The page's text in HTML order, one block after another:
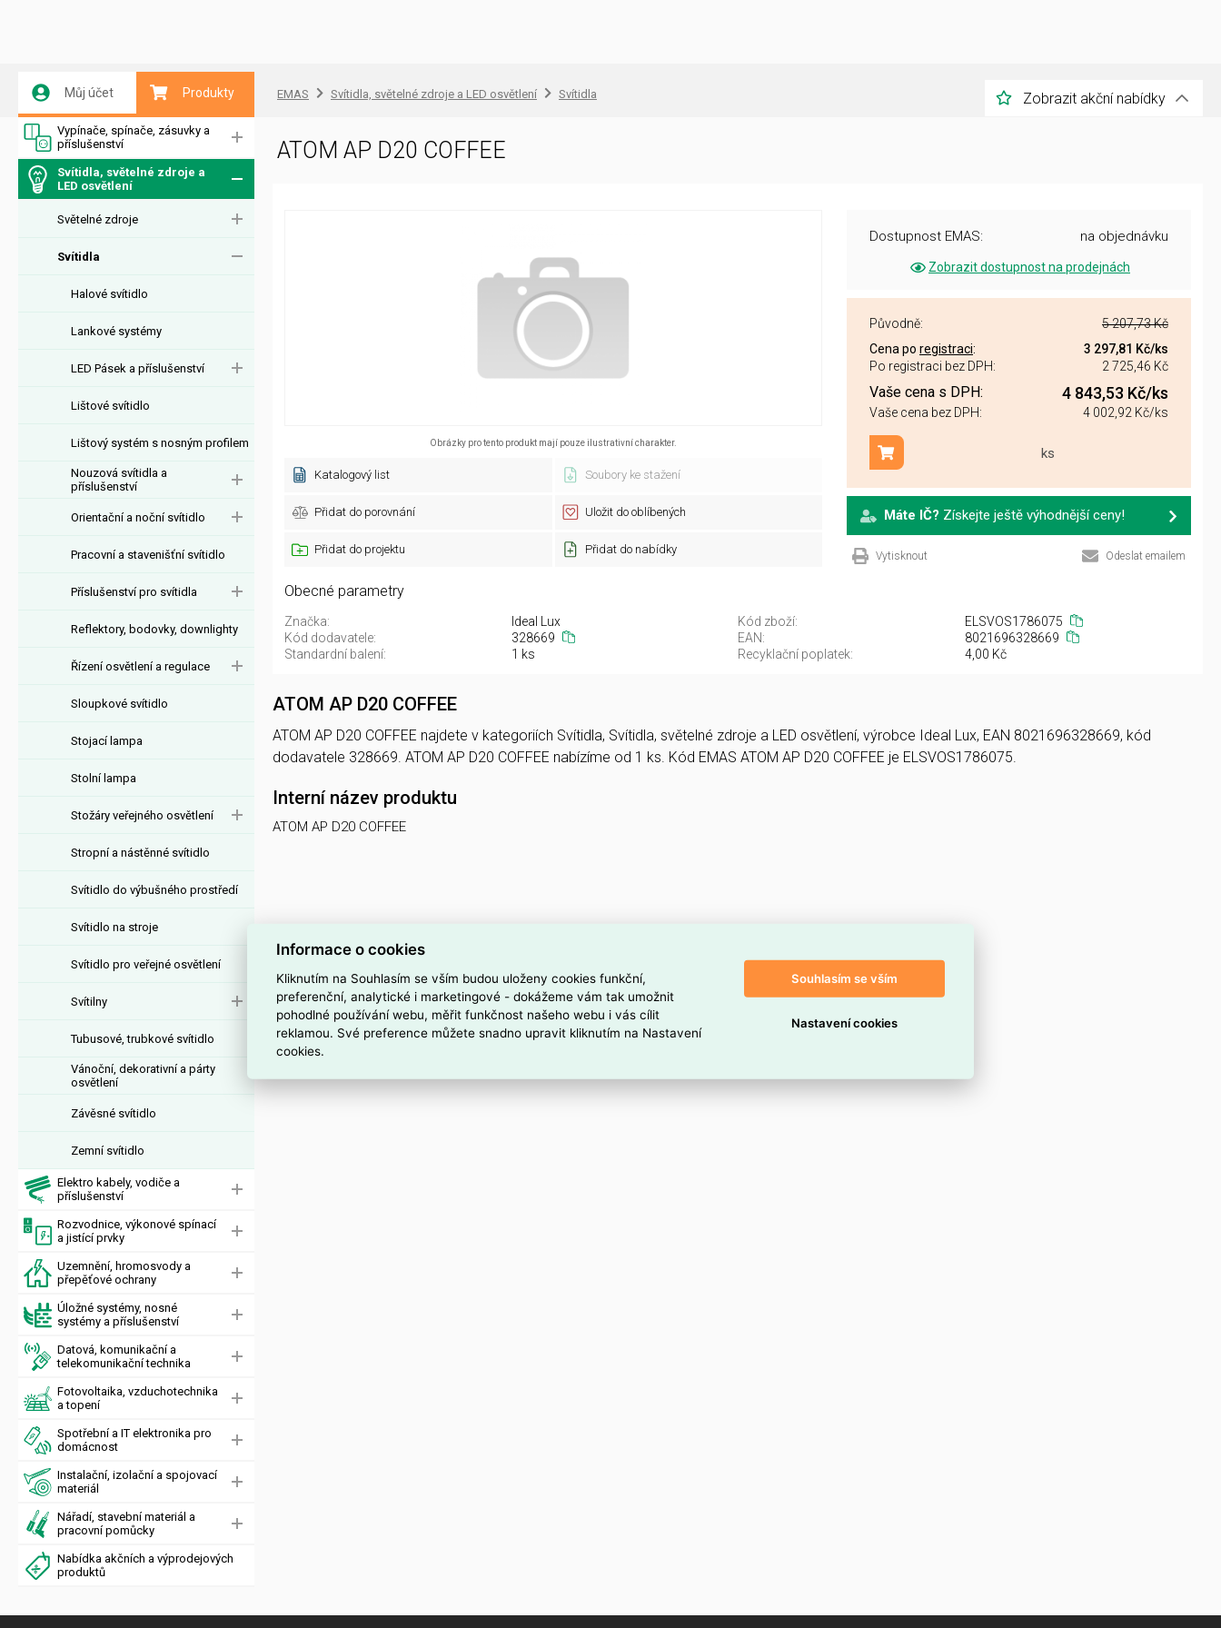
Můj účet Produkty
Vypínače, spínače, zásuvky a
příslušenství
Svítidla, světelné zdroje a
LED osvětlení
Světelné zdroje
Svítidla
Halové svítidlo
Lankové systémy
LED Pásek a příslušenství
Lištové svítidlo
Lištový systém s nosným profilem
Nouzová svítidla a
příslušenství
Orientační a noční svítidlo
Pracovní a stavenišťní svítidlo
Příslušenství pro svítidla
Reflektory, bodovky, downlighty
Řízení osvětlení a regulace
Sloupkové svítidlo
Stojací lampa
Stolní lampa
Stožáry veřejného osvětlení
Stropní a nástěnné svítidlo
Svítidlo do výbušného prostředí
Svítidlo na stroje
Svítidlo pro veřejné osvětlení
Svítilny
Tubusové, trubkové svítidlo
Vánoční, dekorativní a párty
osvětlení
Závěsné svítidlo
Zemní svítidlo
Elektro kabely, vodiče a
příslušenství
Rozvodnice, výkonové spínací
a jistící prvky
Uzemnění, hromosvody a
přepěťové ochrany
Úložné systémy, nosné
systémy a příslušenství
Datová, komunikační a
telekomunikační technika
Fotovoltaika, vzduchotechnika
a topení
Spotřební a IT elektronika pro
domácnost
Instalační, izolační a spojovací
materiál
Nářadí, stavební materiál a
pracovní pomůcky
Nabídka akčních a výprodejových
produktů
EMAS Svítidla, světelné zdroje a LED osvětlení Svítidla Zobrazit akční nabídky
ATOM AP D20 COFFEE
Obrázky pro tento produkt mají pouze ilustrativní charakter.
Katalogový list Soubory ke stažení
Přidat do porovnání Uložit do oblíbených
Přidat do projektu Přidat do nabídky
Dostupnost EMAS: na objednávku
Zobrazit dostupnost na prodejnách
Původně:
5 207,73 Kč
Cena po registraci: 3 297,81 Kč/ks
Po registraci bez DPH:
2 725,46 Kč
Vaše cena s DPH: 4 843,53 Kč/ks
Vaše cena bez DPH: 4 002,92 Kč/ks
ks
Přidat do košíku
Máte IČ? Získejte ještě výhodnější ceny!
Vytisknout Odeslat emailem
Obecné parametry
Značka: Ideal Lux Kód zboží:
ELSVOS1786075
Kód dodavatele:
328669 EAN:
8021696328669
Standardní balení:
1 ks Recyklační poplatek: 4,00 Kč
ATOM AP D20 COFFEE
ATOM AP D20 COFFEE najdete v kategoriích Svítidla, Svítidla, světelné zdroje a LED osvětlení, výrobce Ideal Lux, EAN 8021696328669, kód
dodavatele 328669. ATOM AP D20 COFFEE nabízíme od 1 ks. Kód EMAS ATOM AP D20 COFFEE je ELSVOS1786075.
Interní název produktu
ATOM AP D20 COFFEE
Informace o cookies
Kliknutím na Souhlasím se vším budou uloženy cookies funkční,
preferenční, analytické i marketingové - dokážeme vám tak umožnit
pohodlné používání webu, měřit funkčnost našeho webu i vás cílit
reklamou. Své preference můžete snadno upravit kliknutím na Nastavení
cookies.
Souhlasím se vším
Nastavení cookies